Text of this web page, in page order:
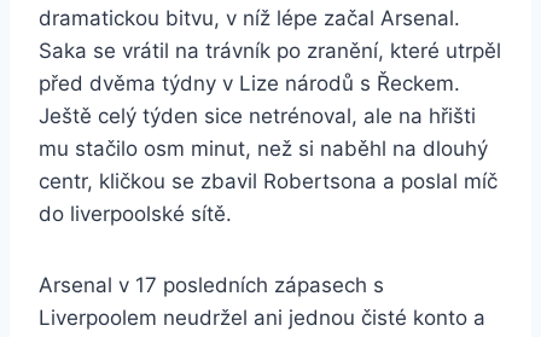
dramatickou bitvu, v níž lépe začal Arsenal.
Saka se vrátil na trávník po zranění, které utrpěl
před dvěma týdny v Lize národů s Řeckem.
Ještě celý týden sice netrénoval, ale na hřišti
mu stačilo osm minut, než si naběhl na dlouhý
centr, kličkou se zbavil Robertsona a poslal míč
do liverpoolské sítě.
Arsenal v 17 posledních zápasech s
Liverpoolem neudržel ani jednou čisté konto a